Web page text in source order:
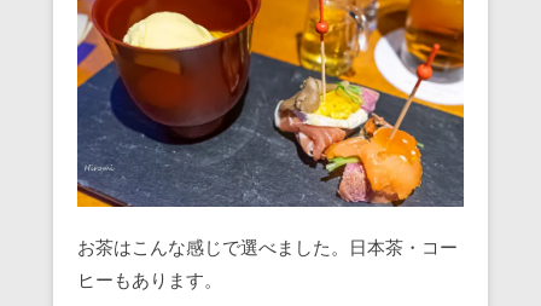
お茶はこんな感じで選べました。日本茶・コー
ヒーもあります。